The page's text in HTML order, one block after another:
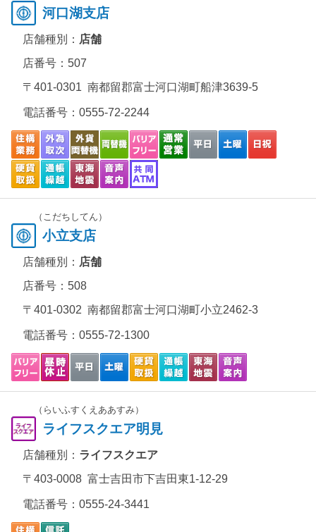
河口湖支店
店舗種別： 店舗
店番号：507
〒401-0301 南都留郡富士河口湖町船津3639-5
電話番号： 0555-72-2244
（こだちしてん）
小立支店
店舗種別： 店舗
店番号：508
〒401-0302 南都留郡富士河口湖町小立2462-3
電話番号： 0555-72-1300
（らいふすくえああすみ）
ライフスクエア明見
店舗種別： ライフスクエア
〒403-0008 富士吉田市下吉田東1-12-29
電話番号： 0555-24-3441